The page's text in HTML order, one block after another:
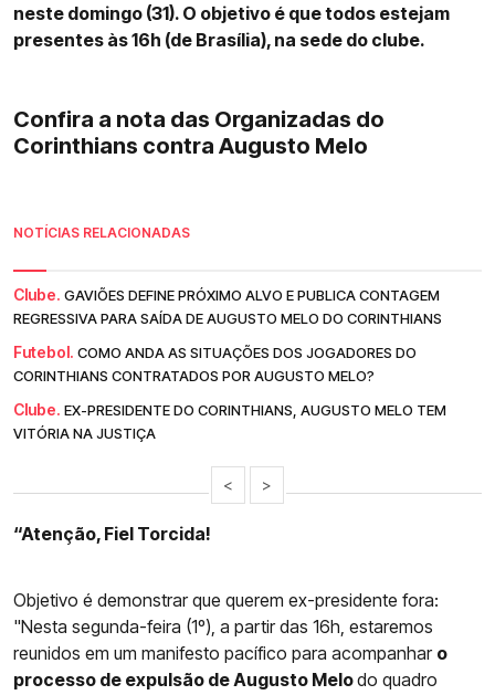
neste domingo (31). O objetivo é que todos estejam
presentes às 16h (de Brasília), na sede do clube.
Confira a nota das Organizadas do
Corinthians contra Augusto Melo
NOTÍCIAS RELACIONADAS
Clube. GAVIÕES DEFINE PRÓXIMO ALVO E PUBLICA CONTAGEM
REGRESSIVA PARA SAÍDA DE AUGUSTO MELO DO CORINTHIANS
Futebol. COMO ANDA AS SITUAÇÕES DOS JOGADORES DO
CORINTHIANS CONTRATADOS POR AUGUSTO MELO?
Clube. EX-PRESIDENTE DO CORINTHIANS, AUGUSTO MELO TEM
VITÓRIA NA JUSTIÇA
< >
“Atenção, Fiel Torcida!
Objetivo é demonstrar que querem ex-presidente fora:
"Nesta segunda-feira (1º), a partir das 16h, estaremos
reunidos em um manifesto pacífico para acompanhar o
processo de expulsão de Augusto Melodo quadro